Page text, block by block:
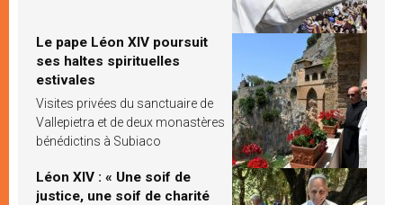
Le pape Léon XIV poursuit
ses haltes spirituelles
estivales
Visites privées du sanctuaire de
Vallepietra et de deux monastères
bénédictins à Subiaco
Léon XIV : « Une soif de
justice, une soif de charité